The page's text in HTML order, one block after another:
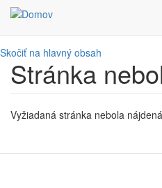
Skočiť na hlavný obsah
Stránka
Vyžiadaná stránka nebola